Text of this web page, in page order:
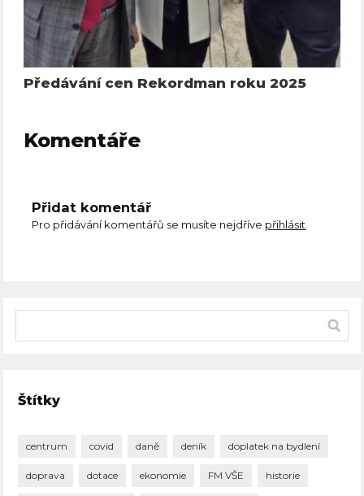
Předávání cen Rekordman roku 2025
Komentáře
Přidat komentář
Pro přidávání komentářů se musíte nejdříve přihlásit.
Štítky
centrum covid daně deník doplatek na bydlení
doprava dotace ekonomie FM VŠE historie